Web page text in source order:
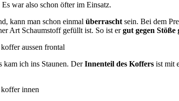
war also schon öfter im Einsatz.
kann man schon einmal überrascht sein. Bei dem
Art Schaumstoff gefüllt ist. So ist ergut gegen Stöße
kam ich ins Staunen. DerInnenteil des Koffers ist mit